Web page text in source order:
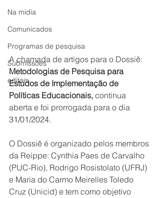
Na mídia
Comunicados
Programas de pesquisa
Submissões
editais
A chamada de artigos para o Dossiê:
Metodologias de Pesquisa para
Estudos de Implementação de
Políticas Educacionais, continua
aberta e foi prorrogada para o dia
31/01/2024.
O Dossiê é organizado pelos membros
da Reippe: Cynthia Paes de Carvalho
(PUC-Rio), Rodrigo Rosistolato (UFRJ)
e Maria do Carmo Meirelles Toledo
Cruz (Unicid) e tem como objetivo